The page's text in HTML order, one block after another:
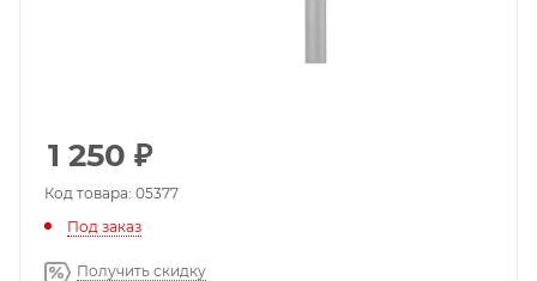
1 250 ₽
Код товара: 05377
Под заказ
Получить скидку